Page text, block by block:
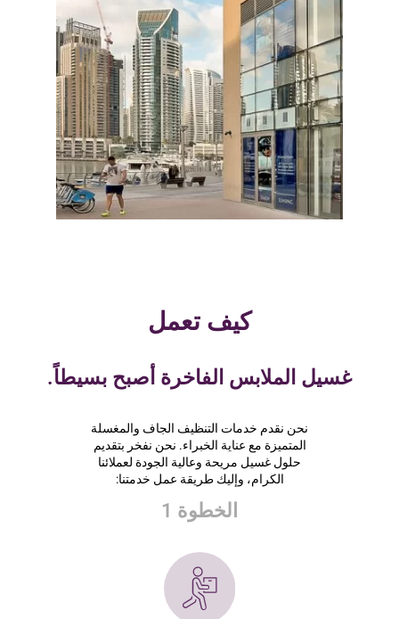
كيف تعمل
غسيل الملابس الفاخرة أصبح بسيطاً.
نحن نقدم خدمات التنظيف الجاف والمغسلة
المتميزة مع عناية الخبراء. نحن نفخر بتقديم
حلول غسيل مريحة وعالية الجودة لعملائنا
الكرام، وإليك طريقة عمل خدمتنا:
الخطوة 1